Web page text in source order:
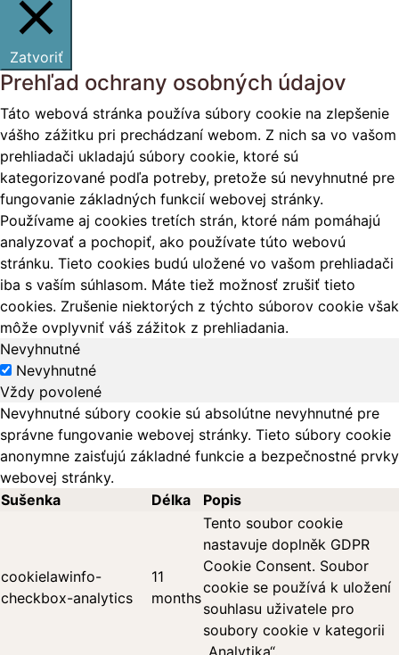
Zatvoriť
Prehľad ochrany osobných údajov
Táto webová stránka používa súbory cookie na zlepšenie
vášho zážitku pri prechádzaní webom. Z nich sa vo vašom
prehliadači ukladajú súbory cookie, ktoré sú
kategorizované podľa potreby, pretože sú nevyhnutné pre
fungovanie základných funkcií webovej stránky.
Používame aj cookies tretích strán, ktoré nám pomáhajú
analyzovať a pochopiť, ako používate túto webovú
stránku. Tieto cookies budú uložené vo vašom prehliadači
iba s vaším súhlasom. Máte tiež možnosť zrušiť tieto
cookies. Zrušenie niektorých z týchto súborov cookie však
môže ovplyvniť váš zážitok z prehliadania.
Nevyhnutné
Nevyhnutné
Vždy povolené
Nevyhnutné súbory cookie sú absolútne nevyhnutné pre
správne fungovanie webovej stránky. Tieto súbory cookie
anonymne zaisťujú základné funkcie a bezpečnostné prvky
webovej stránky.
Sušenka
Délka Popis
cookielawinfo-
checkbox-analytics
11
months
Tento soubor cookie
nastavuje doplněk GDPR
Cookie Consent. Soubor
cookie se používá k uložení
souhlasu uživatele pro
soubory cookie v kategorii